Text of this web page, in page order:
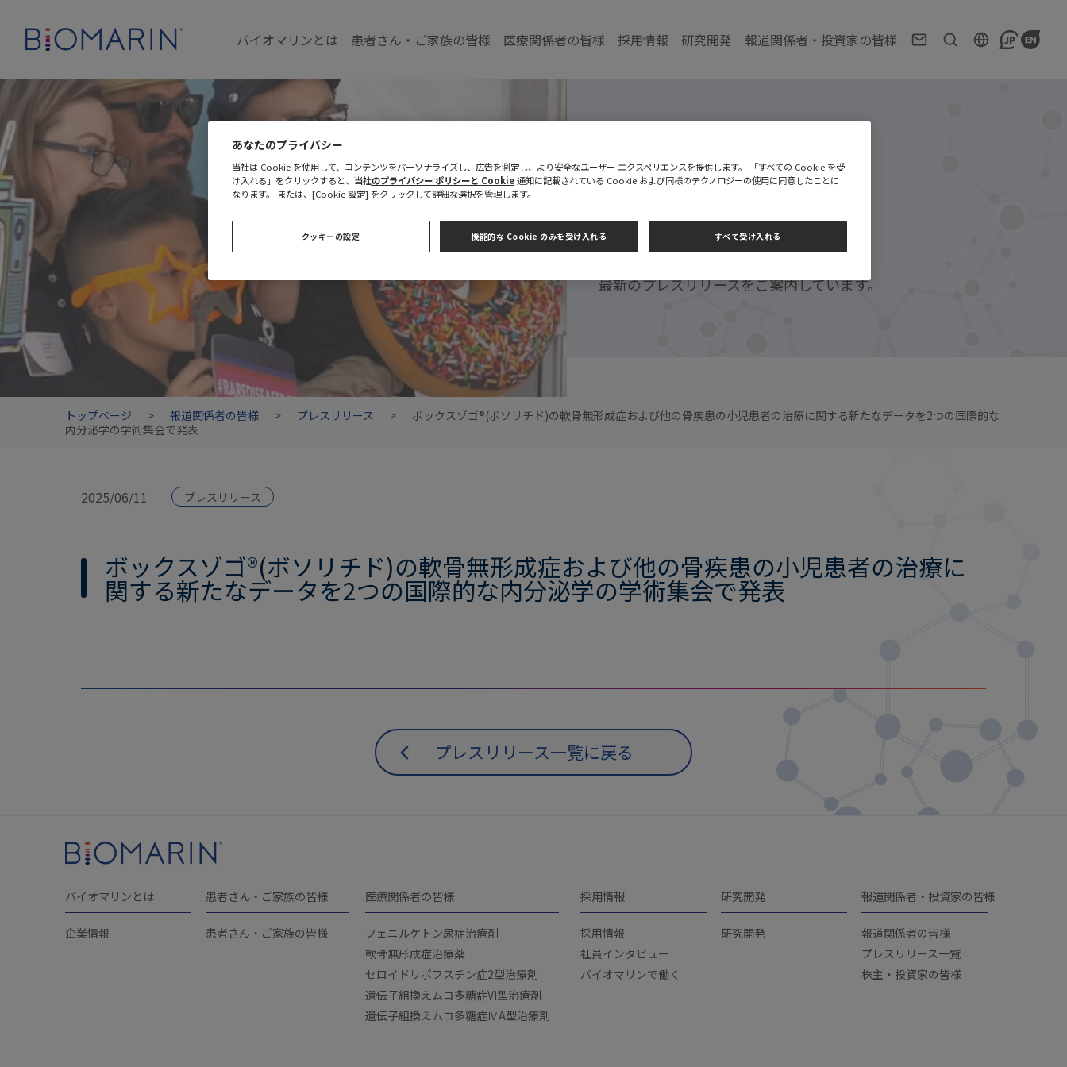
バイオマリンとは 患者さん・ご家族の皆様 医療関係者の皆様 採用情報 研究開発 報道関係者・投資家の皆様
プレスリリース詳細
報道関係者の皆様向けに、
最新のプレスリリースをご案内しています。
トップページ > 報道関係者の皆様 > プレスリリース >
ボックスゾゴ®(ボソリチド)の軟骨無形成症および他の骨疾患の小児患者の治療に関する新たなデータを2つの国際的な
内分泌学の学術集会で発表
2025/06/11 プレスリリース
ボックスゾゴ®(ボソリチド)の軟骨無形成症および他の骨疾患の小児患者の治療に
関する新たなデータを2つの国際的な内分泌学の学術集会で発表
プレスリリース一覧に戻る
バイオマリンとは
企業情報
患者さん・ご家族の皆様
患者さん・ご家族の皆様
医療関係者の皆様
フェニルケトン尿症治療剤
軟骨無形成症治療薬
セロイドリポフスチン症2型治療剤
遺伝子組換えムコ多糖症VI型治療剤
遺伝子組換えムコ多糖症ⅣA型治療剤
採用情報
採用情報
社員インタビュー
バイオマリンで働く
研究開発
研究開発
報道関係者・投資家の皆様
報道関係者の皆様
プレスリリース一覧
株主・投資家の皆様
あなたのプライバシー
当社は Cookie を使用して、コンテンツをパーソナライズし、広告を測定し、より安全なユーザー エクスペリエンスを提供します。 「すべての Cookie を受
け入れる」をクリックすると、当社のプライバシー ポリシーと Cookie通知に記載されている Cookie および同様のテクノロジーの使用に同意したことに
なります。 または、[Cookie 設定] をクリックして詳細な選択を管理します。
機能的な Cookie のみを受け入れる すべて受け入れる
クッキーの設定